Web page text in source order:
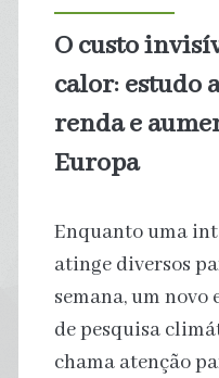
O custo
calor: estudo
renda e
Europa
Enquanto uma
atinge diversos
semana, um
de pesquisa
chama atenção